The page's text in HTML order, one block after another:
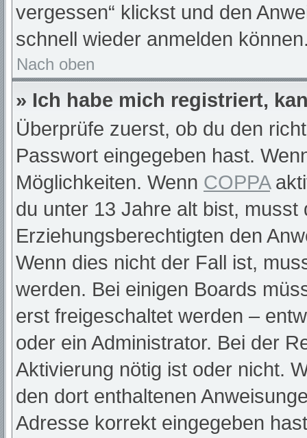
vergessen“ klickst und den
schnell wieder anmelden
Nach oben
» Ich habe mich registriert,
Überprüfe zuerst, ob du den
Passwort eingegeben hast.
Möglichkeiten. Wenn COPPA
du unter 13 Jahre alt bist,
Erziehungsberechtigten den
Wenn dies nicht der Fall ist,
werden. Bei einigen Boards
erst freigeschaltet werden –
oder ein Administrator. Bei der
Aktivierung nötig ist oder nicht.
den dort enthaltenen
Adresse korrekt eingegeben